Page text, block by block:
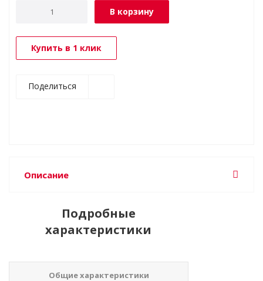
В корзину
Купить в 1 клик
Поделиться
Описание
Подробные
характеристики
Общие характеристики